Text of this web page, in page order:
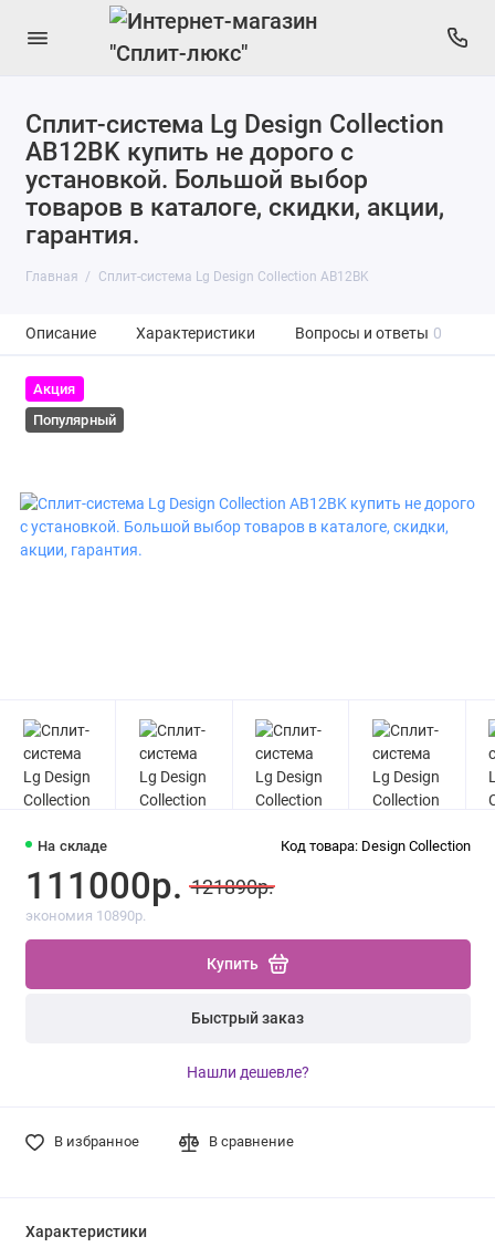
Сплит-система Lg Design Collection
AB12BK купить не дорого с
установкой. Большой выбор
товаров в каталоге, скидки, акции,
гарантия.
Главная Сплит-система Lg Design Collection AB12BK
Описание Характеристики Вопросы и ответы 0
Акция
Популярный
На складе Код товара: Design Collection
111000р. 121890р.
экономия 10890р.
Купить
Быстрый заказ
Нашли дешевле?
В избранное В сравнение
Характеристики